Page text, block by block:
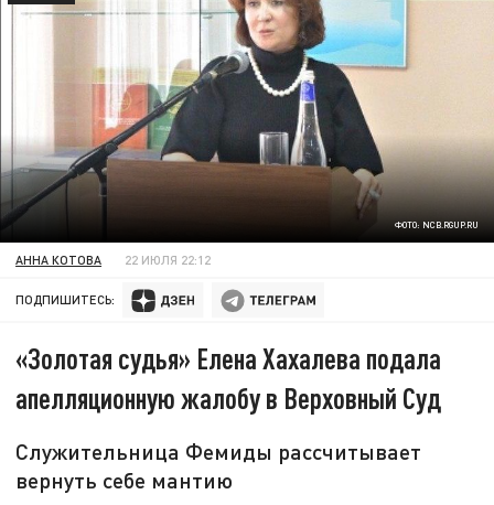
ФОТО: NCB.RGUP.RU
АННА КОТОВА 22 ИЮЛЯ 22:12
ПОДПИШИТЕСЬ:
«Золотая судья» Елена Хахалева подала
апелляционную жалобу в Верховный Суд
Служительница Фемиды рассчитывает
вернуть себе мантию